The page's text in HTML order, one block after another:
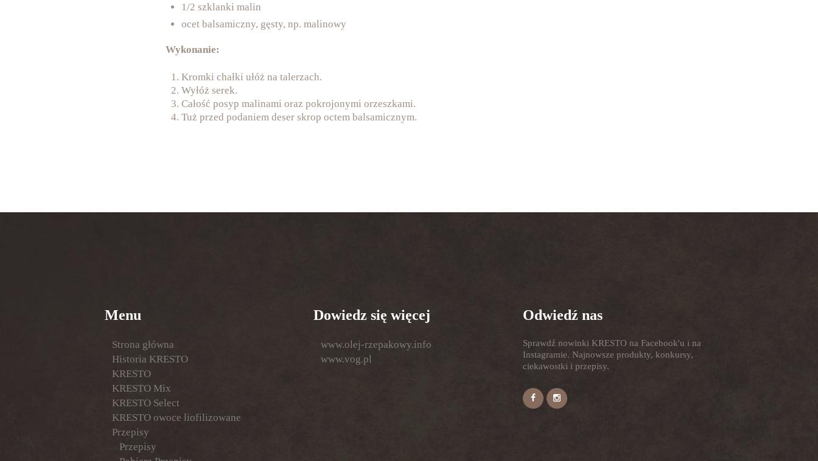
1/2 szklanki malin
ocet balsamiczny, gęsty, np. malinowy
Wykonanie:
Kromki chałki ułóż na talerzach.
Wyłóż serek.
Całość posyp malinami oraz pokrojonymi orzeszkami.
Tuż przed podaniem deser skrop octem balsamicznym.
Menu
Strona główna
Historia KRESTO
KRESTO
KRESTO Mix
KRESTO Select
KRESTO owoce liofilizowane
Przepisy
Przepisy
Dowiedz się więcej
www.olej-rzepakowy.info
www.vog.pl
Odwiedź nas
Sprawdź nowinki KRESTO na Facebook'u i na
Instagramie. Najnowsze produkty, konkursy,
ciekawostki i przepisy.